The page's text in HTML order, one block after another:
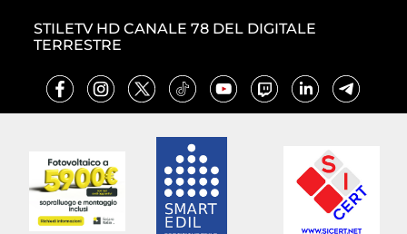
STILETV HD CANALE 78 DEL DIGITALE
TERRESTRE